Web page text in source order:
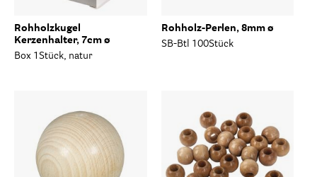
Rohholzkugel
Kerzenhalter, 7cm ø
Box 1Stück, natur
Rohholz-Perlen, 8mm ø
SB-Btl 100Stück